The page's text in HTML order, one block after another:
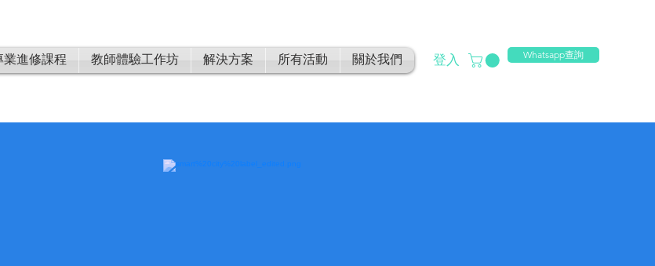
業進修課程 教師體驗工作坊 解決方案 所有活動 關於我們 登入 Whatsapp查詢